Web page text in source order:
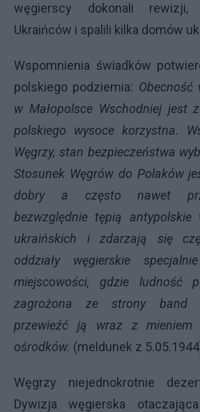
węgierscy dokonali rewizji,
Ukraińców i spalili kilka domów
Wspomnienia świadków
polskiego podziemia: Obecność
w Małopolsce Wschodniej jest
polskiego wysoce korzystna.
Węgrzy, stan bezpieczeństwa
Stosunek Węgrów do Polaków
dobry a często nawet
bezwzględnie tępią antypolskie
ukraińskich i zdarzają się
oddziały węgierskie
miejscowości, gdzie ludność
zagrożona ze strony band
przewieźć ją wraz z mieniem
ośrodków. (meldunek z
Węgrzy niejednokrotnie
Dywizja węgierska